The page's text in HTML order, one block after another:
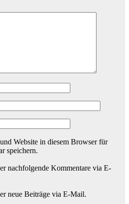
Website in diesem Browser für
speichern.
nachfolgende Kommentare via E-
neue Beiträge via E-Mail.